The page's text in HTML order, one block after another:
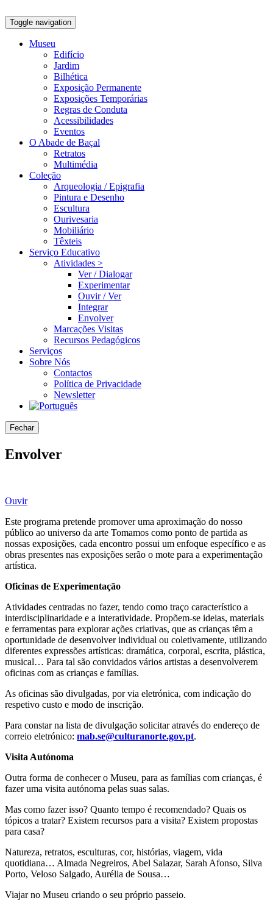
Toggle navigation
Museu
Edifício
Jardim
Bilhética
Exposição Permanente
Exposições Temporárias
Regras de Conduta
Acessibilidades
Eventos
O Abade de Baçal
Retratos
Multimédia
Coleção
Arqueologia / Epigrafia
Pintura e Desenho
Escultura
Ourivesaria
Mobiliário
Têxteis
Serviço Educativo
Atividades >
Ver / Dialogar
Experimentar
Ouvir / Ver
Integrar
Envolver
Marcações Visitas
Recursos Pedagógicos
Serviços
Sobre Nós
Contactos
Política de Privacidade
Newsletter
Fechar
Envolver
Ouvir
Este programa pretende promover uma aproximação do nosso
público ao universo da arte Tomamos como ponto de partida as
nossas exposições, cada encontro possui um enfoque específico e as
obras presentes nas exposições serão o mote para a experimentação
artística.
Oficinas de Experimentação
Atividades centradas no fazer, tendo como traço característico a
interdisciplinaridade e a interatividade. Propõem-se ideias, materiais
e ferramentas para explorar ações criativas, que as crianças têm a
oportunidade de desenvolver individual ou coletivamente, utilizando
diferentes expressões artísticas: dramática, corporal, escrita, plástica,
musical… Para tal são convidados vários artistas a desenvolverem
oficinas com as crianças e famílias.
As oficinas são divulgadas, por via eletrónica, com indicação do
respetivo custo e modo de inscrição.
Para constar na lista de divulgação solicitar através do endereço de
correio eletrónico: mab.se@culturanorte.gov.pt.
Visita Autónoma
Outra forma de conhecer o Museu, para as famílias com crianças, é
fazer uma visita autónoma pelas suas salas.
Mas como fazer isso? Quanto tempo é recomendado? Quais os
tópicos a tratar? Existem recursos para a visita? Existem propostas
para casa?
Natureza, retratos, esculturas, cor, histórias, viagem, vida
quotidiana… Almada Negreiros, Abel Salazar, Sarah Afonso, Silva
Porto, Veloso Salgado, Aurélia de Sousa…
Viajar no Museu criando o seu próprio passeio.